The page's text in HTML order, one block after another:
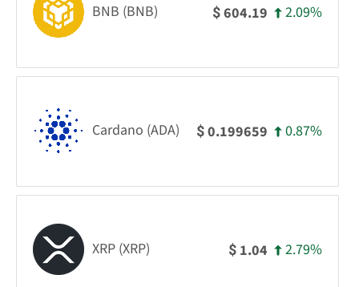
BNB (BNB) $604.19 2.09%
Cardano (ADA) $0.199659 0.87%
XRP (XRP) $ 1.04 2.79%